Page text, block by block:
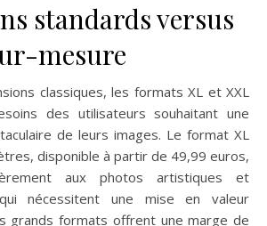
standards versus
mesure
classiques, les formats XL et XXL
des utilisateurs souhaitant une
de leurs images. Le format XL
disponible à partir de 49,99 euros,
aux photos artistiques et
nécessitent une mise en valeur
grands formats offrent une marge de